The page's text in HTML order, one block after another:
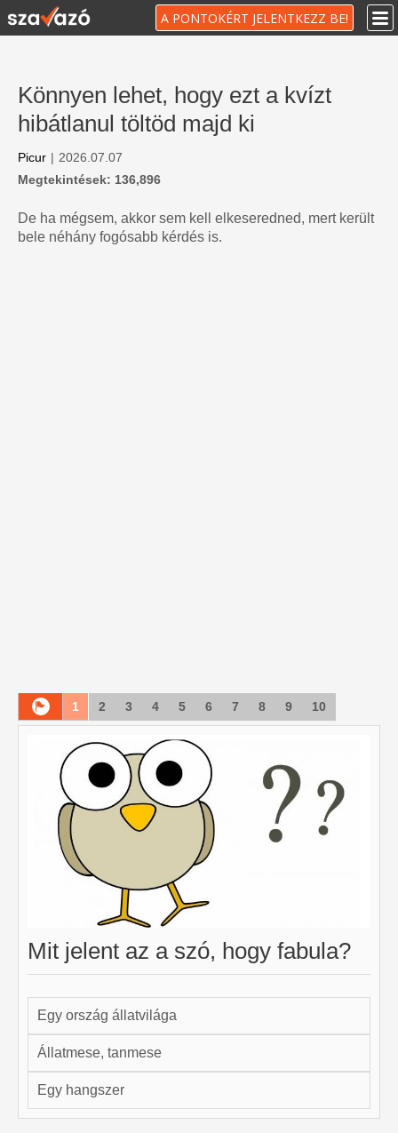
A PONTOKÉRT JELENTKEZZ BE!
Könnyen lehet, hogy ezt a kvízt
hibátlanul töltöd majd ki
Picur | 2026.07.07
Megtekintések: 136,896
De ha mégsem, akkor sem kell elkeseredned, mert került
bele néhány fogósabb kérdés is.
1 2 3 4 5 6 7 8 9 10
Mit jelent az a szó, hogy fabula?
Egy ország állatvilága
Állatmese, tanmese
Egy hangszer